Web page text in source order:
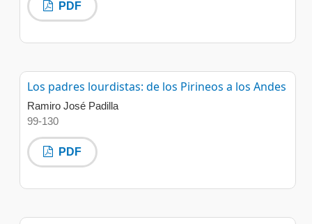
PDF
Los padres lourdistas: de los Pirineos a los Andes
Ramiro José Padilla
99-130
PDF